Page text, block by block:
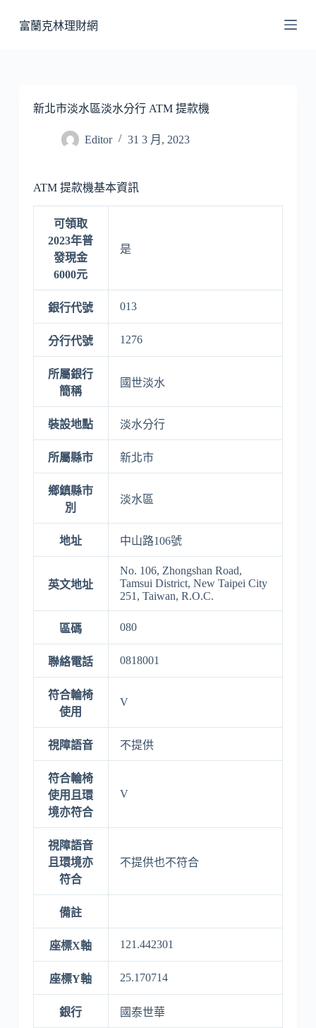
至
富蘭克林理財網
新北市淡水區淡水分行 ATM 提款機
Editor 31 3 月, 2023
ATM 提款機基本資訊
可領取
2023年普
發現金
6000元
是
銀行代號 013
分行代號 1276
所屬銀行
簡稱
國世淡水
裝設地點 淡水分行
所屬縣市 新北市
鄉鎮縣市
別
淡水區
地址 中山路106號
英文地址
No. 106, Zhongshan Road,
Tamsui District, New Taipei City
251, Taiwan, R.O.C.
區碼 080
聯絡電話 0818001
符合輪椅
使用
V
視障語音 不提供
符合輪椅
使用且環
境亦符合
V
視障語音
且環境亦
符合
不提供也不符合
備註
座標X軸 121.442301
座標Y軸 25.170714
銀行 國泰世華